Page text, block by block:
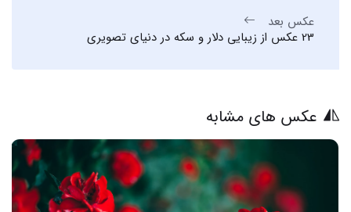
عکس بعد
23 عکس از زیبایی دلار و سکه در دنیای تصویری
عکس های مشابه